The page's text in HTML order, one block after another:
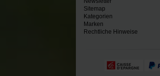
Sitemap
Kategorien
Marken
Rechtliche Hinweise